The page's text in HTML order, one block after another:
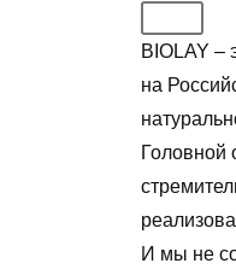
BIOLAY –
на
Головной
И мы не